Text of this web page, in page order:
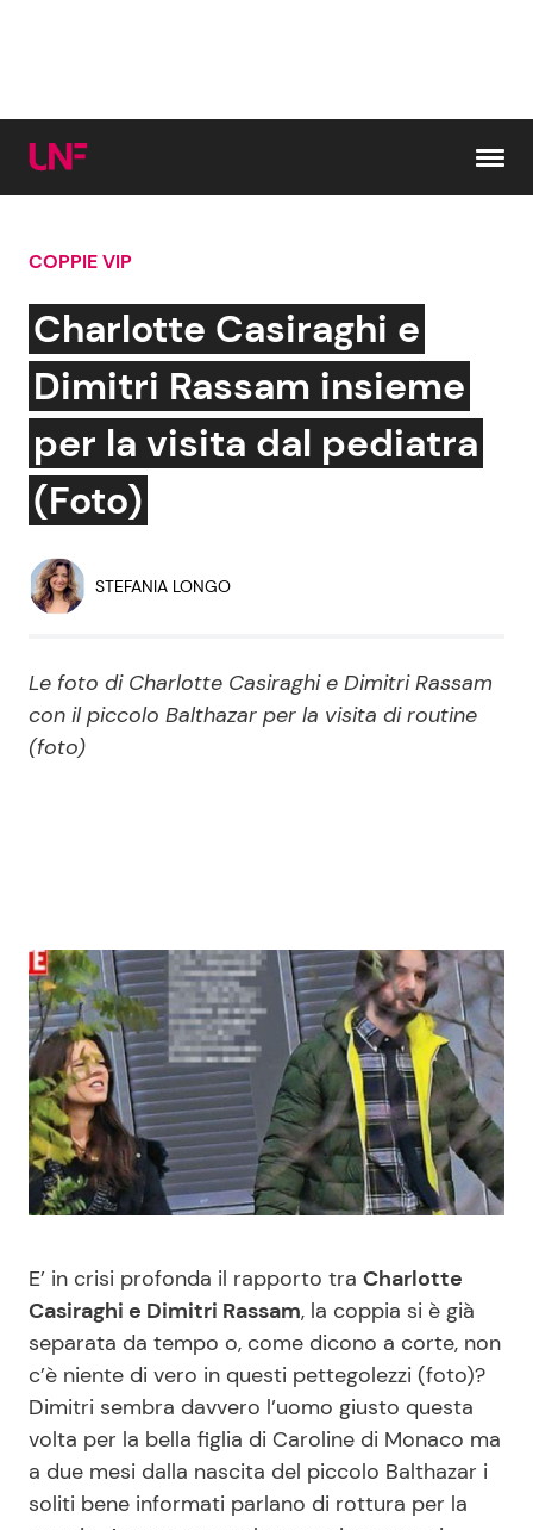
Cerca:
News e Cronaca
Attualità Italiana
Dal Mondo
Economia
Persone Scomparse
Politica
Gossip e TV
Bellezze VIP
Reality e Talent
News Musica
News Spettacolo
Benessere
Casa
Mondo Mamma
News benessere
Salute
Viaggi e Turismo
Cucina e Ricette
Consigli di Cucina
Le Ricette in TV
Primi Piatti
Ricette Facili e Veloci
Ricette Feste
COPPIE VIP
Charlotte Casiraghi e
Dimitri Rassam insieme
per la visita dal pediatra
(Foto)
STEFANIA LONGO
Le foto di Charlotte Casiraghi e Dimitri Rassam
con il piccolo Balthazar per la visita di routine
(foto)
E’ in crisi profonda il rapporto tra Charlotte
Casiraghi e Dimitri Rassam, la coppia si è già
separata da tempo o, come dicono a corte, non
c’è niente di vero in questi pettegolezzi (foto)?
Dimitri sembra davvero l’uomo giusto questa
volta per la bella figlia di Caroline di Monaco ma
a due mesi dalla nascita del piccolo Balthazar i
soliti bene informati parlano di rottura per la